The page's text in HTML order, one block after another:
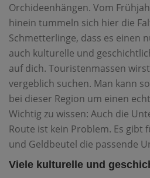
Orchideenhängen. Vom
hinein tummeln sich hier die
Schmetterlinge, dass es einen
auch kulturelle und
auf dich. Touristenmassen
vergeblich suchen. Man kann
bei dieser Region um einen
Wichtig zu wissen: Auch die
Route ist kein Problem. Es gibt
und Geldbeutel die passende
Viele kulturelle und